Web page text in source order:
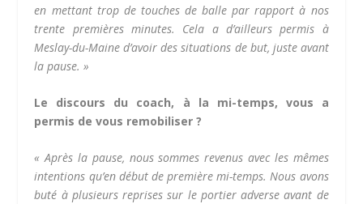
en mettant trop de touches de balle par rapport à nos
trente premières minutes. Cela a d’ailleurs permis à
Meslay-du-Maine d’avoir des situations de but, juste avant
la pause. »
Le discours du coach, à la mi-temps, vous a
permis de vous remobiliser ?
« Après la pause, nous sommes revenus avec les mêmes
intentions qu’en début de première mi-temps. Nous avons
buté à plusieurs reprises sur le portier adverse avant de